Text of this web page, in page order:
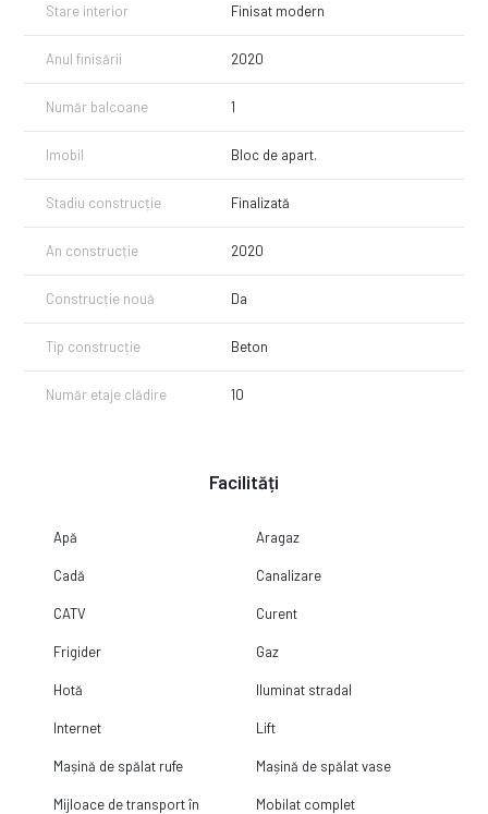
Stare interior Finisat modern
Anul finisării 2020
Număr balcoane 1
Imobil Bloc de apart.
Stadiu construcție Finalizată
An construcție 2020
Construcție nouă Da
Tip construcție Beton
Număr etaje clădire 10
Facilități
Apă Aragaz
Cadă Canalizare
CATV Curent
Frigider Gaz
Hotă Iluminat stradal
Internet Lift
Mașină de spălat rufe Mașină de spălat vase
Mijloace de transport în
Mobilat complet